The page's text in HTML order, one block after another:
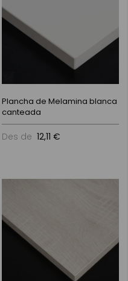
Plancha de Melamina blanca
canteada
Des de 12,11 €